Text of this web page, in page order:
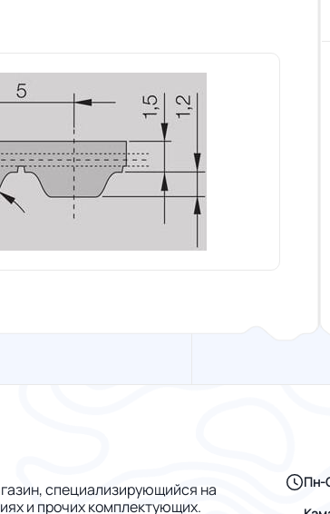
специализирующийся на
и прочих комплектующих.
Пн-